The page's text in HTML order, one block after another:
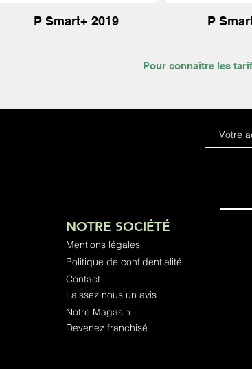
P Smart+ 2019 P
Pour connaître les
NOTRE SOCIÉTÉ
Mentions légales
Politique de confidentialité
Contact
Laissez nous un avis
Notre Magasin
Devenez franchisé